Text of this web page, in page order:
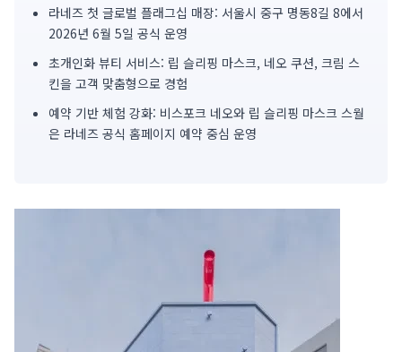
핵
약
라네즈 첫 글로벌 플래그십 매장: 서울시 중구 명동8길 8에서
2026년 6월 5일 공식 운영
초개인화 뷰티 서비스: 립 슬리핑 마스크, 네오 쿠션, 크림 스
킨을 고객 맞춤형으로 경험
예약 기반 체험 강화: 비스포크 네오와 립 슬리핑 마스크 스월
은 라네즈 공식 홈페이지 예약 중심 운영